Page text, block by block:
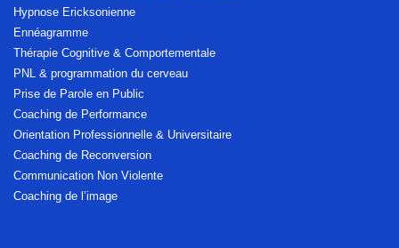
Hypnose Ericksonienne
Ennéagramme
Thérapie Cognitive & Comportementale
PNL & programmation du cerveau
Prise de Parole en Public
Coaching de Performance
Orientation Professionnelle & Universitaire
Coaching de Reconversion
Communication Non Violente
Coaching de l’image